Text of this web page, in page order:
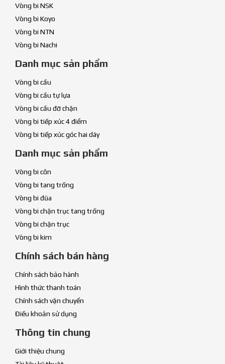
Vòng bi NSK
Vòng bi Koyo
Vòng bi NTN
Vòng bi Nachi
Danh mục sản phẩm
Vòng bi cầu
Vòng bi cầu tự lựa
Vòng bi cầu đỡ chặn
Vòng bi tiếp xúc 4 điểm
Vòng bi tiếp xúc góc hai dãy
Danh mục sản phẩm
Vòng bi côn
Vòng bi tang trống
Vòng bi đũa
Vòng bi chặn trục tang trống
Vòng bi chặn trục
Vòng bi kim
Chính sách bán hàng
Chính sách bảo hành
Hình thức thanh toán
Chính sách vận chuyển
Điều khoản sử dụng
Thông tin chung
Giới thiệu chung